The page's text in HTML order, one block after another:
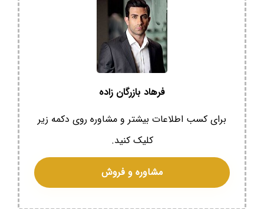
فرهاد بازرگان زاده
برای کسب اطلاعات بیشتر و مشاوره روی دکمه زیر
کلیک کنید.
مشاوره و فروش